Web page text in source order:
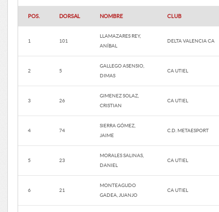
POS. DORSAL NOMBRE CLUB
1 101
LLAMAZARES REY,
ANÍBAL
DELTA VALENCIA CA
2 5
GALLEGO ASENSIO,
DIMAS
CA UTIEL
3 26
GIMENEZ SOLAZ,
CRISTIAN
CA UTIEL
4 74
SIERRA GÓMEZ,
JAIME
C.D. METAESPORT
5 23
MORALES SALINAS,
DANIEL
CA UTIEL
6 21
MONTEAGUDO
GADEA, JUANJO
CA UTIEL